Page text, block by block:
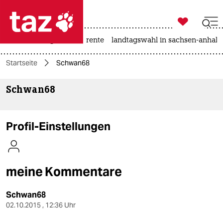
 taz zahl ich
taz zahl ich
themen
kultur
sport

taz zahl ich
rente landtagswahl in sachsen-anhalt
Startseite Schwan68
Schwan68
Profil-Einstellungen
meine Kommentare
Schwan68
02.10.2015 , 12:36 Uhr